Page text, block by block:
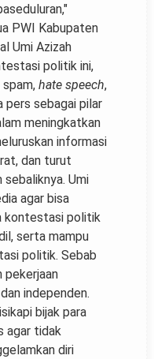
PWI Kabupaten
Umi Azizah
politik ini,
hate speech,
pers sebagai pilar
meningkatkan
informasi
dan turut
sebaliknya. Umi
agar bisa
kontestasi politik
serta mampu
politik. Sebab
pekerjaan
independen.
bijak para
agar tidak
diri